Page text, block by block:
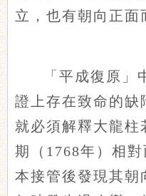
立，也有朝向正面
「平成復原
證上存在致命的缺
就必須解釋大龍柱
期（1768年）相
本接管後發現其朝